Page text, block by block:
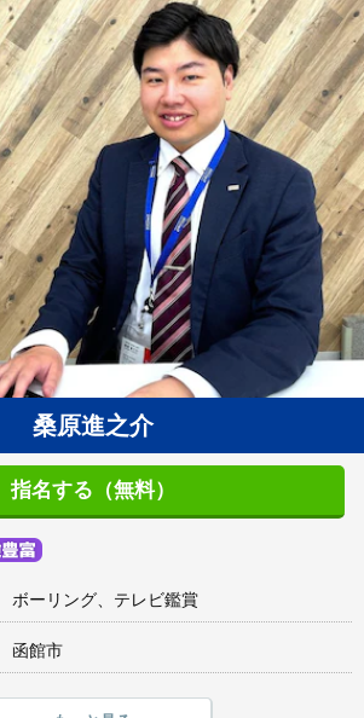
桑原進之介
指名する（無料）
ボーリング、テレビ鑑賞
函館市